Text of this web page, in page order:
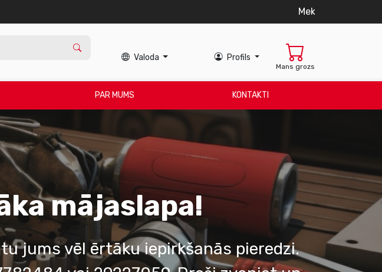
ātri un ar garantiju kvalitātei.
Valoda Profils
Mans grozs
PAR MUMS KONTAKTI
mājaslapa!
jums vēl ērtāku iepirkšanās pieredzi.